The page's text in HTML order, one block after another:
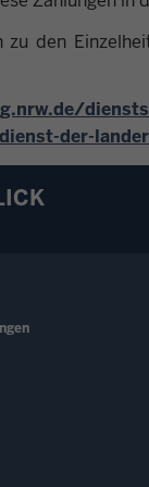
zu den
der-lander